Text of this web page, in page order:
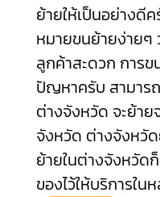
ย้ายให้เป็นอย่างดี
หมายขนย้ายง่ายๆ
ลูกค้าสะดวก การ
ปัญหาครับ สามาร
ต่างจังหวัด จะย้าย
จังหวัด ต่างจังหวั
ย้ายในต่างจังหวัด
ของไว้ให้บริการใน